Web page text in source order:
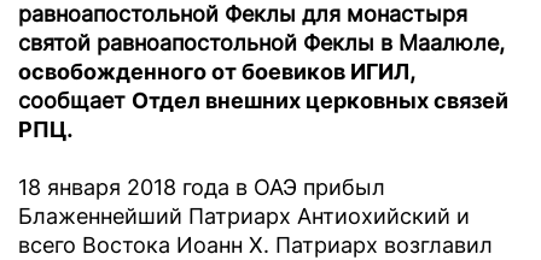
равноапостольной Феклы для монастыря
святой равноапостольной Феклы в Маалюле,
освобожденного от боевиков ИГИЛ,
сообщает Отдел внешних церковных связей
РПЦ.
18 января 2018 года в ОАЭ прибыл
Блаженнейший Патриарх Антиохийский и
всего Востока Иоанн Х. Патриарх возглавил